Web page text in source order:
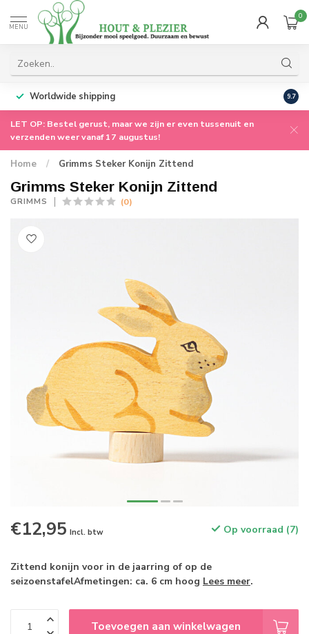
MENU
0
Worldwide shipping 9.7
LET OP: Bestel gerust, maar we zijn er even tussenuit en
verzenden weer vanaf 17 augustus!
Home / Grimms Steker Konijn Zittend
Grimms Steker Konijn Zittend
GRIMMS (0)
€12,95 Incl. btw Op voorraad (7)
Zittend konijn voor in de jaarring of op de
seizoenstafelAfmetingen: ca. 6 cm hoog Lees meer.
Toevoegen aan winkelwagen